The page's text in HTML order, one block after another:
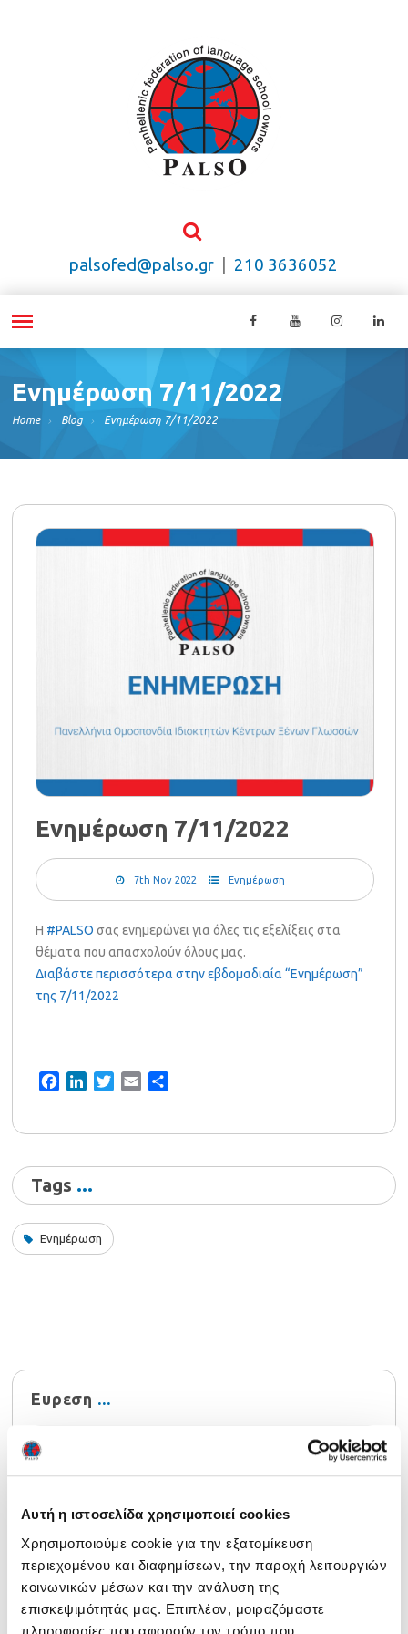
Αυτή η ιστοσελίδα χρησιμοποιεί cookies
Χρησιμοποιούμε cookie για την εξατομίκευση
περιεχομένου και διαφημίσεων, την παροχή λειτουργιών
κοινωνικών μέσων και την ανάλυση της
επισκεψιμότητάς μας. Επιπλέον, μοιραζόμαστε
πληροφορίες που αφορούν τον τρόπο που
palsofed@palso.gr 210 3636052
Ενημέρωση 7/11/2022
Home Blog Ενημέρωση 7/11/2022
Ενημέρωση 7/11/2022
7th Nov 2022 Ενημέρωση
Η #PALSO σας ενημερώνει για όλες τις εξελίξεις στα
θέματα που απασχολούν όλους μας.
Διαβάστε περισσότερα στην εβδομαδιαία “Ενημέρωση”
της 7/11/2022
FacebookLinkedInTwitterEmail
Tags
Ενημέρωση
Ευρεση
Τελευταία νέα
Ενημέρωση 29/07/2026 29 July 2026
Αναρτήθηκαν τα αποτελέσματα NOCN Μαΐου 2026
July 2026